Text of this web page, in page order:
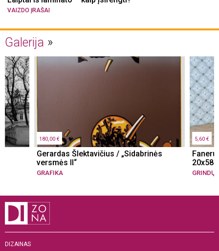
VAIZDO ĮRAŠAI
Galerija
180,00 €
Gerardas Šlektavičius / „Sidabrinės
versmės II“
GRAFIKA
5,60 €
GRINDŲ
DIZAINAS